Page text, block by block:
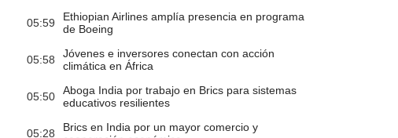
05:59
Ethiopian Airlines amplía presencia en programa
de Boeing
05:58
Jóvenes e inversores conectan con acción
climática en África
05:50
Aboga India por trabajo en Brics para sistemas
educativos resilientes
05:28
Brics en India por un mayor comercio y